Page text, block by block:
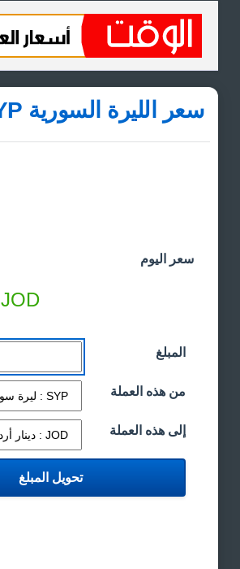
سعر الليرة السورية SYP مقابل الدينار الاردني JOD
سعر اليوم
JOD
المبلغ
من هذه العملة
إلى هذه العملة